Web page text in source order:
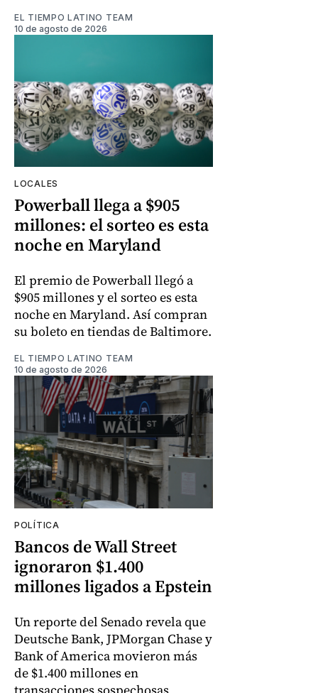
EL TIEMPO LATINO TEAM
10 de agosto de 2026
LOCALES
Powerball llega a $905
millones: el sorteo es esta
noche en Maryland
El premio de Powerball llegó a
$905 millones y el sorteo es esta
noche en Maryland. Así compran
su boleto en tiendas de Baltimore.
EL TIEMPO LATINO TEAM
10 de agosto de 2026
POLÍTICA
Bancos de Wall Street
ignoraron $1.400
millones ligados a Epstein
Un reporte del Senado revela que
Deutsche Bank, JPMorgan Chase y
Bank of America movieron más
de $1.400 millones en